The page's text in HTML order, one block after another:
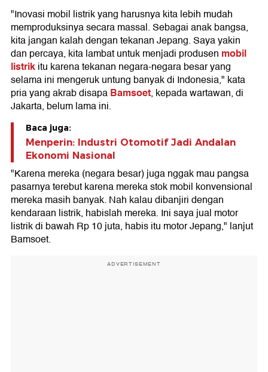
"Inovasi mobil listrik yang harusnya kita lebih mudah
memproduksinya secara massal. Sebagai anak bangsa,
kita jangan kalah dengan tekanan Jepang. Saya yakin
dan percaya, kita lambat untuk menjadi produsen mobil
listrikitu karena tekanan negara-negara besar yang
selama ini mengeruk untung banyak di Indonesia," kata
pria yang akrab disapaBamsoet, kepada wartawan, di
Jakarta, belum lama ini.
Baca juga:
Menperin: Industri Otomotif Jadi Andalan
Ekonomi Nasional
"Karena mereka (negara besar) juga nggak mau pangsa
pasarnya terebut karena mereka stok mobil konvensional
mereka masih banyak. Nah kalau dibanjiri dengan
kendaraan listrik, habislah mereka. Ini saya jual motor
listrik di bawah Rp 10 juta, habis itu motor Jepang," lanjut
Bamsoet.
ADVERTISEMENT